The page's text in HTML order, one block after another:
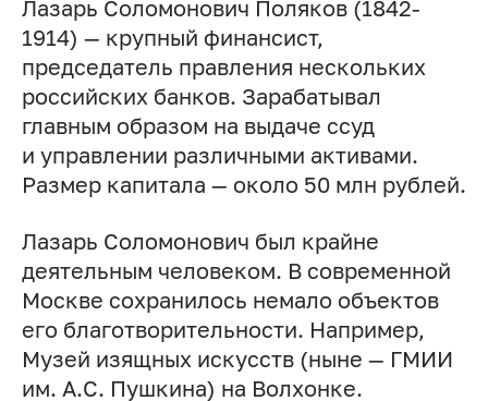
Лазарь Соломонович Поляков (1842-
1914) — крупный финансист,
председатель правления нескольких
российских банков. Зарабатывал
главным образом на выдаче ссуд
и управлении различными активами.
Размер капитала — около 50 млн рублей.
Лазарь Соломонович был крайне
деятельным человеком. В современной
Москве сохранилось немало объектов
его благотворительности. Например,
Музей изящных искусств (ныне — ГМИИ
им. А.С. Пушкина) на Волхонке.